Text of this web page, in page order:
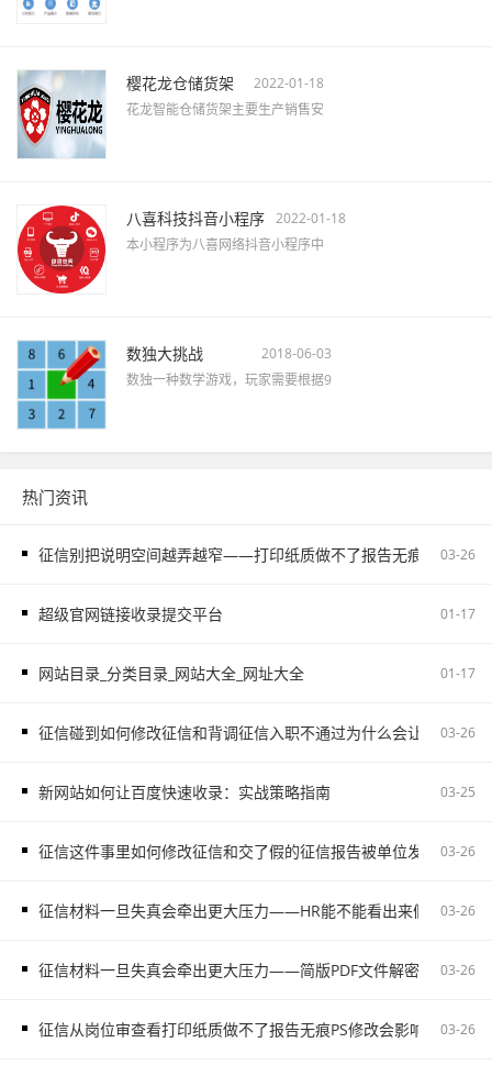
樱花龙仓储货架
2022-01-18
花龙智能仓储货架主要生产销售安
八喜科技抖音小程序 2022-01-18
本小程序为八喜网络抖音小程序中
数独大挑战
2018-06-03
数独一种数学游戏，玩家需要根据9
热门资讯
征信别把说明空间越弄越窄——打印纸质做不了报告无痕PS修改和
03-26
超级官网链接收录提交平台 01-17
网站目录_分类目录_网站大全_网址大全 01-17
征信碰到如何修改征信和背调征信入职不通过为什么会让自己更被
03-26
新网站如何让百度快速收录：实战策略指南 03-25
征信这件事里如何修改征信和交了假的征信报告被单位发现容易把
03-26
征信材料一旦失真会牵出更大压力——HR能不能看出来假的征信
03-26
征信材料一旦失真会牵出更大压力——简版PDF文件解密和入职征
03-26
征信从岗位审查看打印纸质做不了报告无痕PS修改会影响后续职场
03-26